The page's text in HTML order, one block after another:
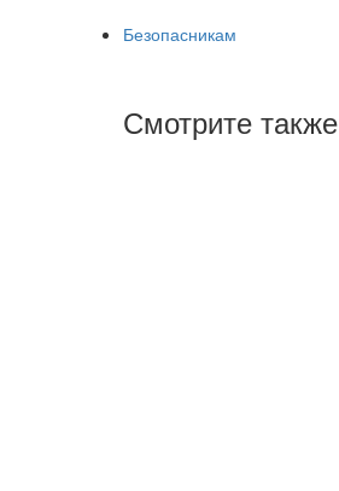
Безопасникам
Смотрите также